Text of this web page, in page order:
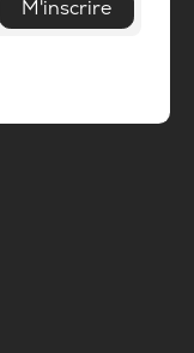
M'inscrire